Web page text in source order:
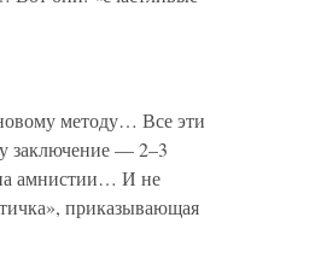
методу… Все эти
заключение — 2–3
амнистии… И не
приказывающая